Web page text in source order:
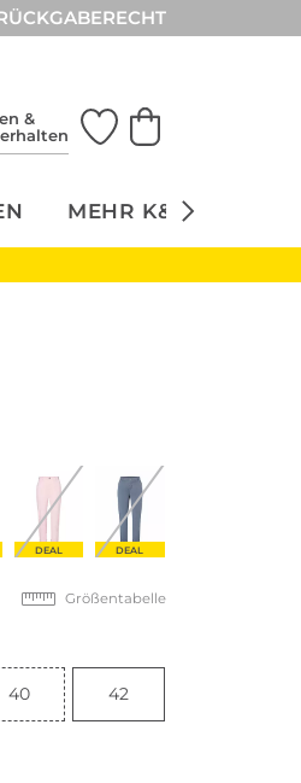
&
MEHR K&Ö
DEAL DEAL
Größentabelle
40 42